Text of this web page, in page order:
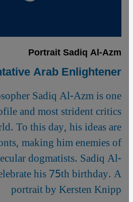
Portrait Sadiq Al-Azm
Arab Enlightener
Sadiq Al-Azm is one
and most strident critics
To this day, his ideas are
making him enemies of
dogmatists. Sadiq Al-
his 75th birthday. A
portrait by Kersten Knipp